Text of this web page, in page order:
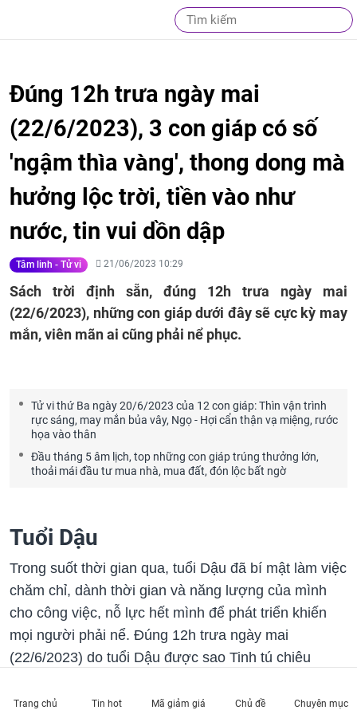
Đúng 12h trưa ngày mai
(22/6/2023), 3 con giáp có số
'ngậm thìa vàng', thong dong mà
hưởng lộc trời, tiền vào như
nước, tin vui dồn dập
Tâm linh - Tử vi 21/06/2023 10:29
Sách trời định sẵn, đúng 12h trưa ngày mai
(22/6/2023), những con giáp dưới đây sẽ cực kỳ may
mắn, viên mãn ai cũng phải nể phục.
Tử vi thứ Ba ngày 20/6/2023 của 12 con giáp: Thìn vận trình
rực sáng, may mắn bủa vây, Ngọ - Hợi cẩn thận vạ miệng, rước
họa vào thân
Đầu tháng 5 âm lịch, top những con giáp trúng thưởng lớn,
thoải mái đầu tư mua nhà, mua đất, đón lộc bất ngờ
Tuổi Dậu
Trong suốt thời gian qua, tuổi Dậu đã bí mật làm việc
chăm chỉ, dành thời gian và năng lượng của mình
cho công việc, nỗ lực hết mình để phát triển khiến
mọi người phải nể. Đúng 12h trưa ngày mai
(22/6/2023) do tuổi Dậu được sao Tinh tú chiêu
hạnh phúc và đi đến đỉnh cao của cuộc sống, điều
Trang chủ Tin hot Mã giảm giá Chủ đề Chuyên mục